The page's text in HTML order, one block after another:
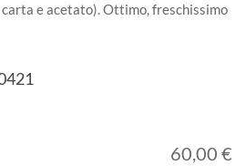
e acetato). Ottimo, freschissimo
60,00 €